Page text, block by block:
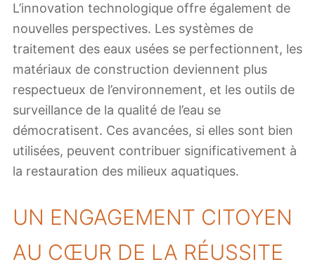
L’innovation technologique offre également de
nouvelles perspectives. Les systèmes de
traitement des eaux usées se perfectionnent, les
matériaux de construction deviennent plus
respectueux de l’environnement, et les outils de
surveillance de la qualité de l’eau se
démocratisent. Ces avancées, si elles sont bien
utilisées, peuvent contribuer significativement à
la restauration des milieux aquatiques.
UN ENGAGEMENT CITOYEN
AU CŒUR DE LA RÉUSSITE